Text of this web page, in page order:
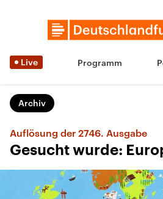
Live Programm
Archiv
Auflösung der 2746. Ausgabe
Gesucht wurde: